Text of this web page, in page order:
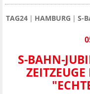
TAG24 HAMBURG S-
S-BAHN-